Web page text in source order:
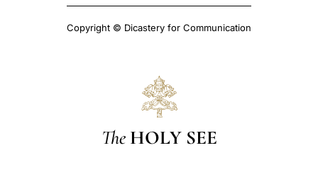
Copyright © Dicastery for Communication
The HOLY SEE